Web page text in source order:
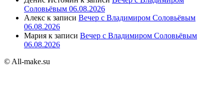
Соловьёвым 06.08.2026
Алекс к записи Вечер с Владимиром Соловьёвым
06.08.2026
Мария к записи Вечер с Владимиром Соловьёвым
06.08.2026
© All-make.su